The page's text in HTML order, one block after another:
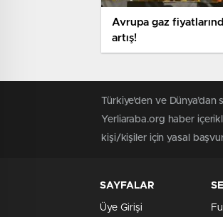
Avrupa gaz
artış!
Türkiye'den ve
Yerliaraba.org haber
kişi/kişiler için yasal
SAYFALAR
Üye Girişi